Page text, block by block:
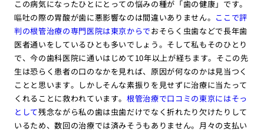
この病気になったひとにとっての悩みの種が「歯の健康」です。
嘔吐の際の胃酸が歯に悪影響なのは間違いありません。 ここで評
判の根管治療の専門医院は東京からでおそらく虫歯などで長年歯
医者通いをしているひとも多いでしょう。そして私もそのひとり
で、今の歯科医院に通いはじめて10年以上が経ちます。そこの先
生は恐らく患者の口のなかを見れば、原因が何なのかは見当つく
ことと思います。しかしそんな素振りを見せずに治療に当たって
くれることに救われています。根管治療で口コミの東京にはそっ
として残念ながら私の歯は虫歯だけでなく折れたり欠けたりして
いるため、数回の治療では済みそうもありません。月々の支払い